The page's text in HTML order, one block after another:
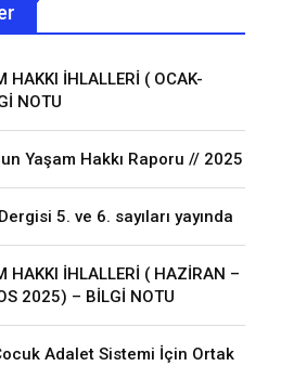
HAKKI İHLALLERİ ( OCAK-
NOTU
Yaşam Hakkı Raporu // 2025
5. ve 6. sayıları yayında
HAKKI İHLALLERİ ( HAZİRAN –
2025) – BİLGİ NOTU
Adalet Sistemi İçin Ortak